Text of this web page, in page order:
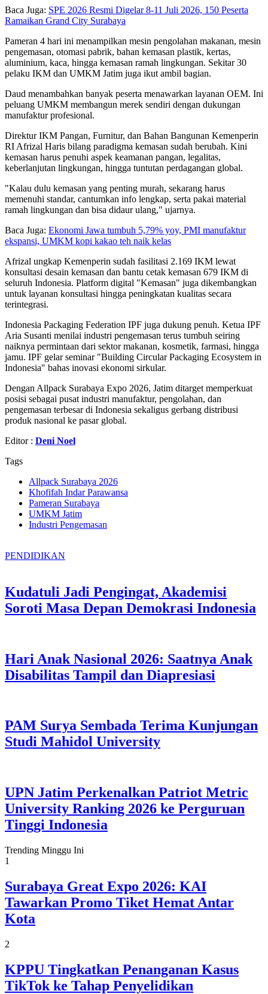
Baca Juga: SPE 2026 Resmi Digelar 8-11 Juli 2026, 150 Peserta
Ramaikan Grand City Surabaya
Pameran 4 hari ini menampilkan mesin pengolahan makanan, mesin
pengemasan, otomasi pabrik, bahan kemasan plastik, kertas,
aluminium, kaca, hingga kemasan ramah lingkungan. Sekitar 30
pelaku IKM dan UMKM Jatim juga ikut ambil bagian.
Daud menambahkan banyak peserta menawarkan layanan OEM. Ini
peluang UMKM membangun merek sendiri dengan dukungan
manufaktur profesional.
Direktur IKM Pangan, Furnitur, dan Bahan Bangunan Kemenperin
RI Afrizal Haris bilang paradigma kemasan sudah berubah. Kini
kemasan harus penuhi aspek keamanan pangan, legalitas,
keberlanjutan lingkungan, hingga tuntutan perdagangan global.
"Kalau dulu kemasan yang penting murah, sekarang harus
memenuhi standar, cantumkan info lengkap, serta pakai material
ramah lingkungan dan bisa didaur ulang," ujarnya.
Baca Juga: Ekonomi Jawa tumbuh 5,79% yoy, PMI manufaktur
ekspansi, UMKM kopi kakao teh naik kelas
Afrizal ungkap Kemenperin sudah fasilitasi 2.169 IKM lewat
konsultasi desain kemasan dan bantu cetak kemasan 679 IKM di
seluruh Indonesia. Platform digital "Kemasan" juga dikembangkan
untuk layanan konsultasi hingga peningkatan kualitas secara
terintegrasi.
Indonesia Packaging Federation IPF juga dukung penuh. Ketua IPF
Aria Susanti menilai industri pengemasan terus tumbuh seiring
naiknya permintaan dari sektor makanan, kosmetik, farmasi, hingga
jamu. IPF gelar seminar "Building Circular Packaging Ecosystem in
Indonesia" bahas inovasi ekonomi sirkular.
Dengan Allpack Surabaya Expo 2026, Jatim ditarget memperkuat
posisi sebagai pusat industri manufaktur, pengolahan, dan
pengemasan terbesar di Indonesia sekaligus gerbang distribusi
produk nasional ke pasar global.
Editor : Deni Noel
Tags
Allpack Surabaya 2026
Khofifah Indar Parawansa
Pameran Surabaya
UMKM Jatim
Industri Pengemasan
PENDIDIKAN
Kudatuli Jadi Pengingat, Akademisi
Soroti Masa Depan Demokrasi Indonesia
Hari Anak Nasional 2026: Saatnya Anak
Disabilitas Tampil dan Diapresiasi
PAM Surya Sembada Terima Kunjungan
Studi Mahidol University
UPN Jatim Perkenalkan Patriot Metric
University Ranking 2026 ke Perguruan
Tinggi Indonesia
Trending Minggu Ini
1
Surabaya Great Expo 2026: KAI
Tawarkan Promo Tiket Hemat Antar
Kota
2
KPPU Tingkatkan Penanganan Kasus
TikTok ke Tahap Penyelidikan